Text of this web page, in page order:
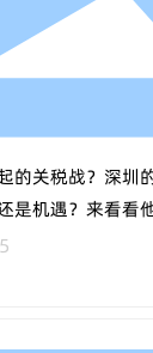
的关税战？深圳
是机遇？来看看